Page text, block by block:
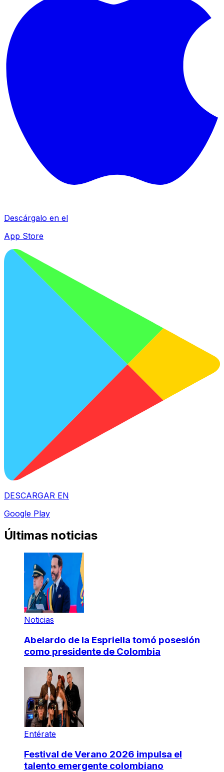
Descárgalo en el
App Store
DESCARGAR EN
Google Play
Últimas noticias
Noticias
Abelardo de la Espriella tomó posesión
como presidente de Colombia
Entérate
Festival de Verano 2026 impulsa el
talento emergente colombiano